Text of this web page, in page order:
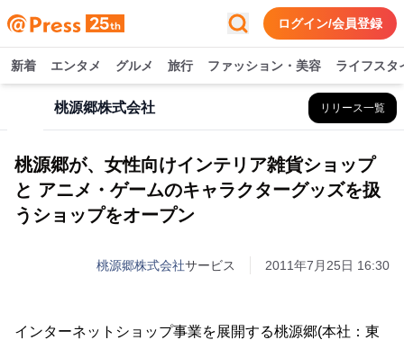
ログイン/会員登録
新着 エンタメ グルメ 旅行 ファッション・美容 ライフスタ
桃源郷株式会社 リリース一覧
桃源郷が、女性向けインテリア雑貨ショップ
と アニメ・ゲームのキャラクターグッズを扱
うショップをオープン
桃源郷株式会社サービス 2011年7月25日 16:30
インターネットショップ事業を展開する桃源郷(本社：東